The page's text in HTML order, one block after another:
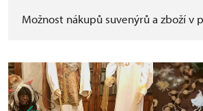
Možnost nákupů suvenýrů a zboží v